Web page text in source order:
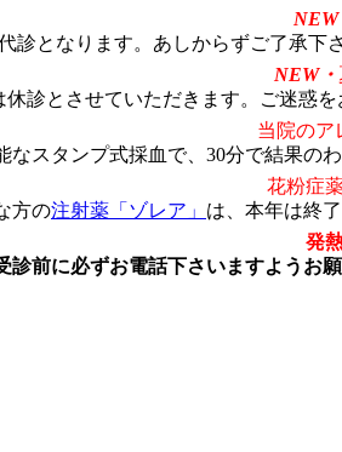
NEW
診となります。あしからずご了承下
NEW・
休診とさせていただきます。ご迷惑
当院のア
なスタンプ式採血で、30分で結果の
花粉症
方の注射薬「ゾレア」 は、本年は終
発
診前に必ずお電話下さいますようお